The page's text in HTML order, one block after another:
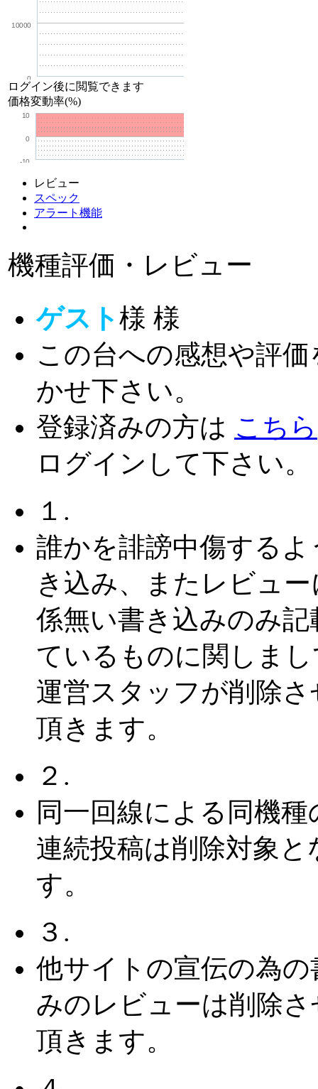
0
10000
ログイン後に閲覧できます
価格変動率(%)
-10
0
10
レビュー
スペック
アラート機能
機種評価・レビュー
ゲスト様 様
この台への感想や評価
かせ下さい。
登録済みの方は こちら
ログインして下さい。
１.
誰かを誹謗中傷するよ
き込み、またレビュー
係無い書き込みのみ記
ているものに関しま
運営スタッフが削除さ
頂きます。
２.
同一回線による同機種
連続投稿は削除対象と
す。
３.
他サイトの宣伝の為の
みのレビューは削除さ
頂きます。